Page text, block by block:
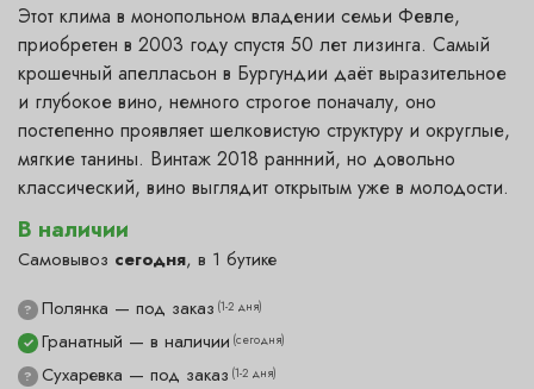
В наличии
Самовывоз сегодня, в 1 бутике
✓ Гранатный — в наличии (сегодня)
? Полянка — под заказ (1-2 дня)
? Сухаревка — под заказ (1-2 дня)
Этот клима в монопольном владении семьи Февле,
приобретен в 2003 году спустя 50 лет лизинга. Самый
крошечный апелласьон в Бургундии даёт выразительное
и глубокое вино, немного строгое поначалу, оно
постепенно проявляет шелковистую структуру и округлые,
мягкие танины. Винтаж 2018 раннний, но довольно
классический, вино выглядит открытым уже в молодости.